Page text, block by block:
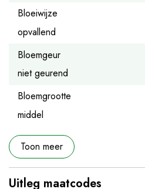
Bloeiwijze
opvallend
Bloemgeur
niet geurend
Bloemgrootte
middel
Toon meer
Uitleg maatcodes